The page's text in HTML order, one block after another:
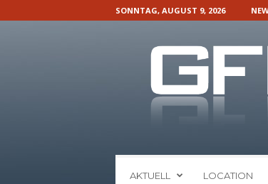
SONNTAG, AUGUST 9, 2026
AKTUELL LOCATION